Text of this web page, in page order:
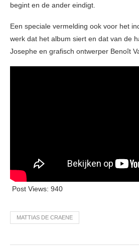
begint en de ander eindigt.
Een speciale vermelding ook voor het
werk dat het album siert en dat van de
Josephe en grafisch ontwerper Benoît
Post Views: 940
MATTIAS DE CRAENE